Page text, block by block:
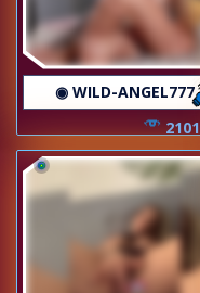
◉ WILD-ANGEL777
2101